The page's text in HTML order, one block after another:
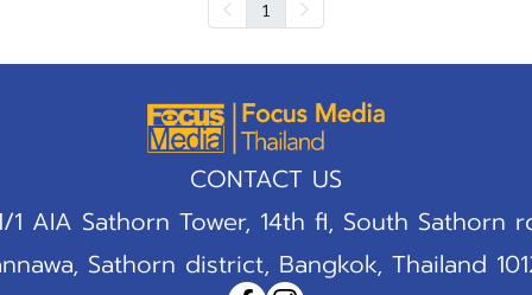
1
CONTACT US
1 AIA Sathorn Tower, 14th fl, South Sathorn
Sathorn district, Bangkok, Thailand